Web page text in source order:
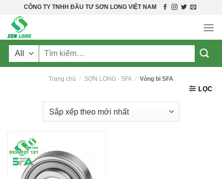
content
CÔNG TY TNHH ĐẦU TƯ SƠN LONG VIỆT NAM
Tìm
Trang chủ / SƠN LONG - SFA / Vòng bi SFA
LỌC